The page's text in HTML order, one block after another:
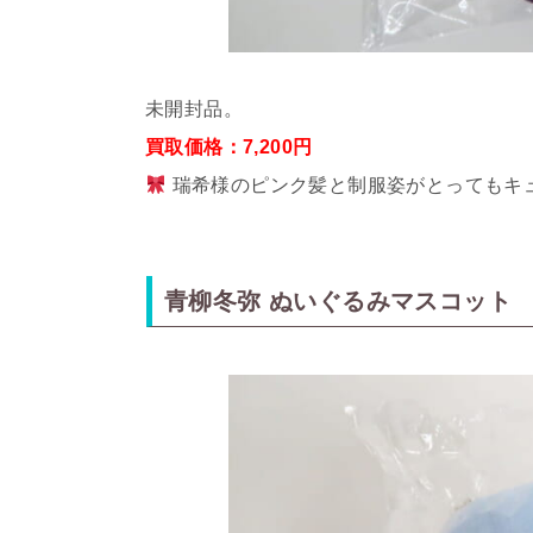
未開封品。
買取価格：7,200円
瑞希様のピンク髪と制服姿がとってもキ
青柳冬弥 ぬいぐるみマスコット